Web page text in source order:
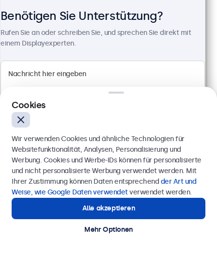
Ansehen
In den Warenkorb
27 Zoll Monitor Metall
Artikelnummer:27HD7M
100+ Stück auf Lager
1920 x 1080 Auflösung (Full HD)
Benötigen Sie Unterstützung?
Rufen Sie an oder schreiben Sie, und sprechen Sie direkt mit
einem Displayexperten.
Anfrage senden
Rufen Sie uns an unter0211 38 78 95 62
Benötigen Sie Unterstützung?
Kontaktieren Sie uns!
Cookies
Wir verwenden Cookies und ähnliche Technologien für
Websitefunktionalität, Analysen, Personalisierung und
Werbung. Cookies und Werbe-IDs können für personalisierte
und nicht personalisierte Werbung verwendet werden. Mit
Ihrer Zustimmung können Daten entsprechend der Art und
Weise, wie Google Daten verwendetverwendet werden.
Alle akzeptieren
Mehr Optionen